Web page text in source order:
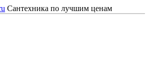
Сантехника по лучшим ценам